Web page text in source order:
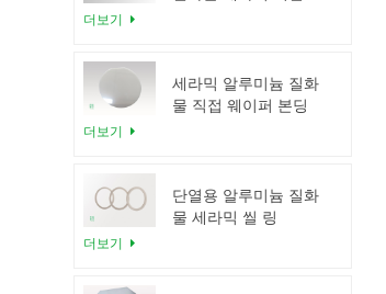
더보기
세라믹 알루미늄 질화
물 직접 웨이퍼 본딩
더보기
단열용 알루미늄 질화
물 세라믹 씰 링
더보기